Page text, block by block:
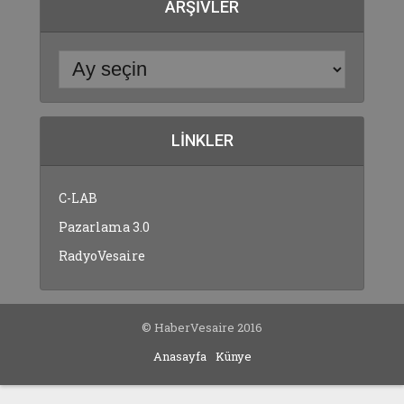
ARŞIVLER
LINKLER
C-LAB
Pazarlama 3.0
RadyoVesaire
© HaberVesaire 2016
Anasayfa Künye